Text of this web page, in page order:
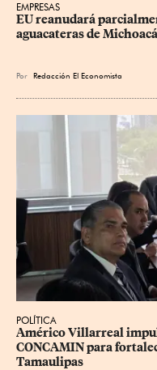
EMPRESAS
EU reanudará
aguacateras de
Por Redacción El Economista
POLÍTICA
Américo Villarreal
CONCAMIN para
Tamaulipas